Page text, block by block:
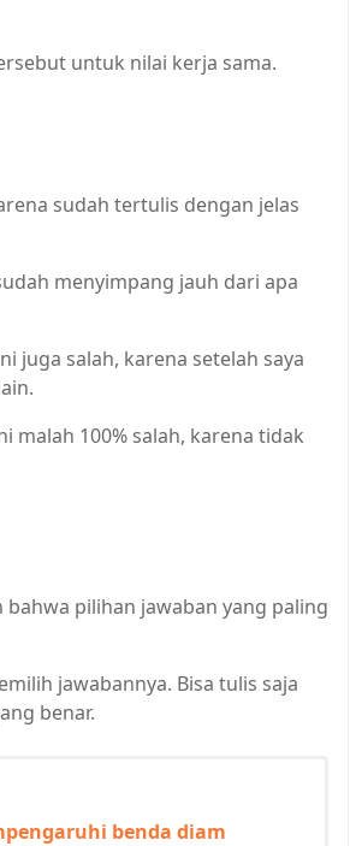
untuk nilai kerja sama.
sudah tertulis dengan jelas
menyimpang jauh dari apa
juga salah, karena setelah saya
malah 100% salah, karena tidak
pilihan jawaban yang paling
jawabannya. Bisa tulis saja
benar.
benda diam